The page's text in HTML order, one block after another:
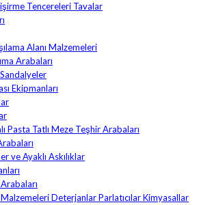
Tencereleri Tavalar
Alanı Malzemeleri
Arabaları
Ekipmanları
Pasta Tatlı Meze Teşhir Arabaları
ve Ayaklı Askılıklar
Deterjanlar Parlatıcılar Kimyasallar